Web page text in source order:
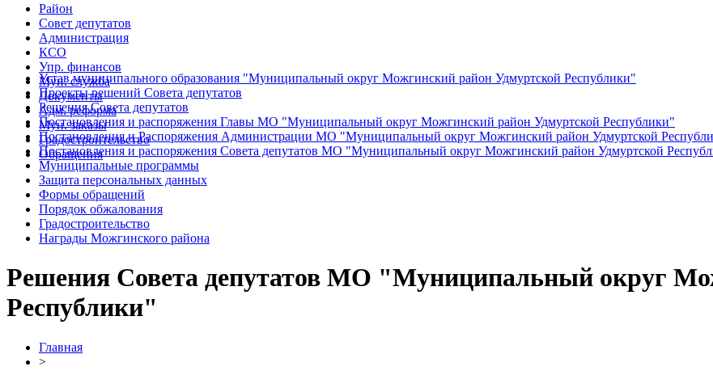
Район
Совет депутатов
Администрация
КСО
Упр. финансов
Мун. служба
Документы
Адм. реформа
Мун. заказы
Градостроительство
Обращения
Устав муниципального образования "Муниципальный округ Можгинский район Удмуртской Республики"
Проекты решений Совета депутатов
Решения Совета депутатов
Постановления и распоряжения Главы МО "Муниципальный округ Можгинский район Удмуртской Республики"
Постановления и Распоряжения Администрации МО "Муниципальный округ Можгинский район Удмуртской
Постановления и распоряжения Совета депутатов МО "Муниципальный округ Можгинский район Удмуртской
Муниципальные программы
Защита персональных данных
Формы обращений
Порядок обжалования
Градостроительство
Награды Можгинского района
Решения Совета депутатов МО "Муниципальный округ
Республики"
Главная
>